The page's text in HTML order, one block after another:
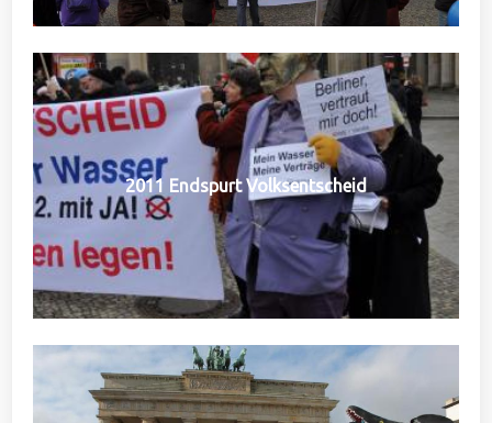
2011 Endspurt Volksentscheid